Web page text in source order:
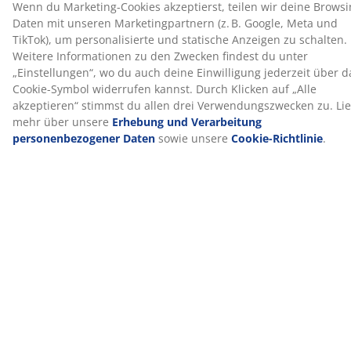
Polyesterbespannung, die UV-beständig ist. Das
bedeutet, dass die Bespannung der
Sonneneinstrahlung standhält, ohne dass ihre Farbe
verblasst.
Wasserabweisend
Der Schirm ist wasserabweisend, sodass man draußen
sitzen kann, ohne sich Gedanken über leichten Regen
oder Tau machen zu müssen.